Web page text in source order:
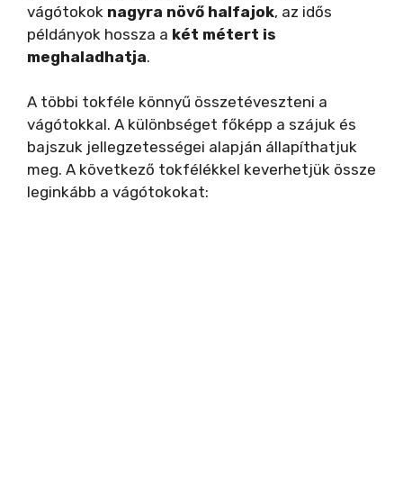
vágótokok nagyra növő halfajok, az idős
példányok hossza a két métert is
meghaladhatja.
A többi tokféle könnyű összetéveszteni a
vágótokkal. A különbséget főképp a szájuk és
bajszuk jellegzetességei alapján állapíthatjuk
meg. A következő tokfélékkel keverhetjük össze
leginkább a vágótokokat: